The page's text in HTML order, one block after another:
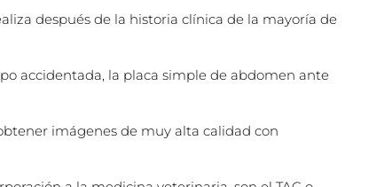
después de la historia clínica de la mayoría de
accidentada, la placa simple de abdomen ante
imágenes de muy alta calidad con